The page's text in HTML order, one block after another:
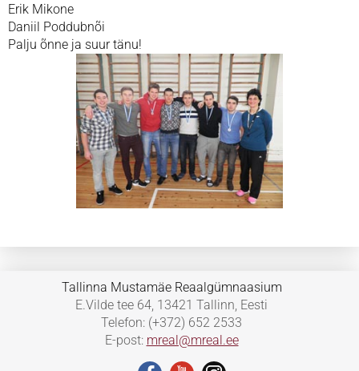
Erik Mikone
Daniil Poddubnõi
Palju õnne ja suur tänu!
Tallinna Mustamäe Reaalgümnaasium
E.Vilde tee 64, 13421 Tallinn, Eesti
Telefon: (+372) 652 2533
E-post: mreal@mreal.ee